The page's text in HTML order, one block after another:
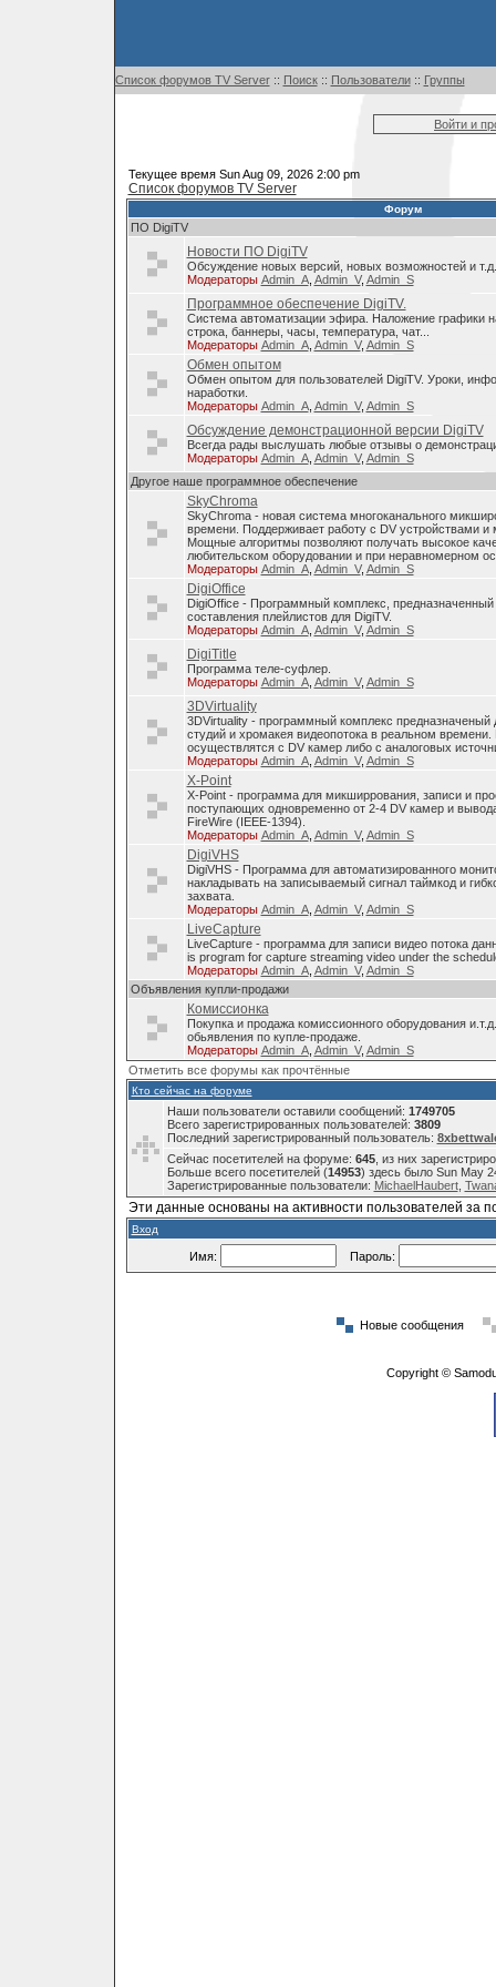
Список форумов TV Server:: Поиск:: Пользователи:: Группы
Войти и
Текущее время Sun Aug 09, 2026 2:00 pm
Список форумов TV Server
Форум
ПО DigiTV
Новости ПО DigiTV
Обсуждение новых версий, новых возможностей и т.д.
Модераторы Admin_A, Admin_V, Admin_S
Программное обеспечение DigiTV.
Система автоматизации эфира. Наложение графики
строка, баннеры, часы, температура, чат...
Модераторы Admin_A, Admin_V, Admin_S
Обмен опытом
Обмен опытом для пользователей DigiTV. Уроки,
наработки.
Модераторы Admin_A, Admin_V, Admin_S
Обсуждение демонстрационной версии DigiTV
Всегда рады выслушать любые отзывы о
Модераторы Admin_A, Admin_V, Admin_S
Другое наше программное обеспечение
SkyChroma
SkyChroma - новая система многоканального
времени. Поддерживает работу с DV устройствами
Мощные алгоритмы позволяют получать высокое
любительском оборудовании и при неравномерном
Модераторы Admin_A, Admin_V, Admin_S
DigiOffice
DigiOffice - Программный комплекс, предназначенный
составления плейлистов для DigiTV.
Модераторы Admin_A, Admin_V, Admin_S
DigiTitle
Программа теле-суфлер.
Модераторы Admin_A, Admin_V, Admin_S
3DVirtuality
3DVirtuality - программный комплекс предназначеный
студий и хромакея видеопотока в реальном
осуществлятся с DV камер либо с аналоговых
Модераторы Admin_A, Admin_V, Admin_S
X-Point
X-Point - программа для микширрования, записи и
поступающих одновременно от 2-4 DV камер и
FireWire (IEEE-1394).
Модераторы Admin_A, Admin_V, Admin_S
DigiVHS
DigiVHS - Программа для автоматизированного
накладывать на записываемый сигнал таймкод и
захвата.
Модераторы Admin_A, Admin_V, Admin_S
LiveCapture
LiveCapture - программа для записи видео потока
is program for capture streaming video under the
Модераторы Admin_A, Admin_V, Admin_S
Объявления купли-продажи
Комиссионка
Покупка и продажа комиссионного оборудования
обьявления по купле-продаже.
Модераторы Admin_A, Admin_V, Admin_S
Отметить все форумы как прочтённые
Кто сейчас на форуме
Наши пользователи оставили сообщений: 1749705
Всего зарегистрированных пользователей: 3809
Последний зарегистрированный пользователь:
Сейчас посетителей на форуме: 645, из них
Больше всего посетителей (14953) здесь было Sun May
Зарегистрированные пользователи: MichaelHaubert,
Эти данные основаны на активности пользователей за
Вход
Имя: Пароль:
Новые сообщения
Copyright ©